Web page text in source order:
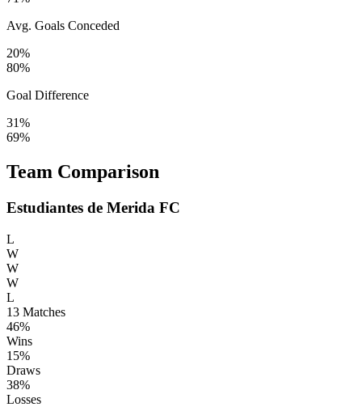
Avg. Goals Conceded
20%
80%
Goal Difference
31%
69%
Team Comparison
Estudiantes de Merida FC
L
W
W
W
L
13 Matches
46%
Wins
15%
Draws
38%
Losses